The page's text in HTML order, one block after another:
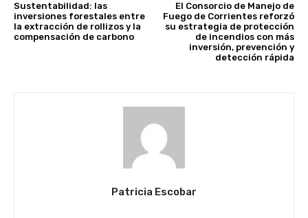
Sustentabilidad: las
inversiones forestales entre
la extracción de rollizos y la
compensación de carbono
El Consorcio de Manejo de
Fuego de Corrientes reforzó
su estrategia de protección
de incendios con más
inversión, prevención y
detección rápida
Patricia Escobar